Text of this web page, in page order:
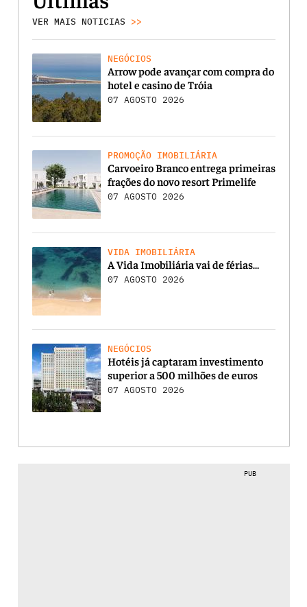
VER MAIS NOTICIAS >>
NEGÓCIOS
Arrow pode avançar com compra do
hotel e casino de Tróia
07 AGOSTO 2026
PROMOÇÃO IMOBILIÁRIA
Carvoeiro Branco entrega primeiras
frações do novo resort Primelife
07 AGOSTO 2026
VIDA IMOBILIÁRIA
A Vida Imobiliária vai de férias…
07 AGOSTO 2026
NEGÓCIOS
Hotéis já captaram investimento
superior a 500 milhões de euros
07 AGOSTO 2026
PUB